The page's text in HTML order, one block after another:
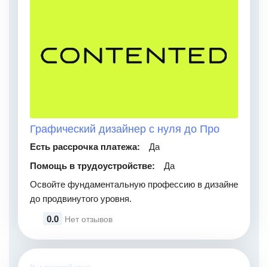
Графический дизайнер с нуля до Про
Есть рассрочка платежа:
Да
Помощь в трудоустройстве:
Да
Освойте фундаментальную профессию в дизайне
до продвинутого уровня.
0.0
Нет отзывов